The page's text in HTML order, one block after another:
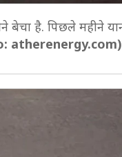
बेचा है. पिछले महीने
atherenergy.com)